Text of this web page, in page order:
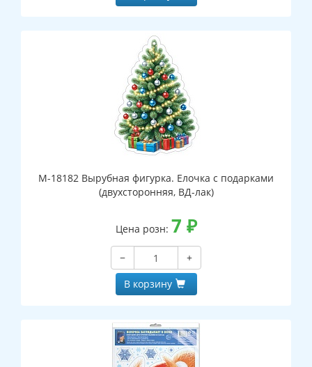
М-18182 Вырубная фигурка. Елочка с подарками
(двухсторонняя, ВД-лак)
Цена розн: 7 ₽
−
+
В корзину